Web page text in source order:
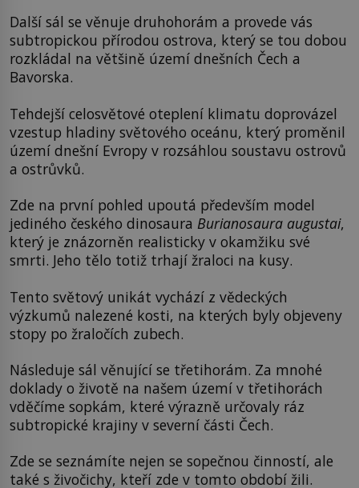
Další sál se věnuje druhohorám a provede vás
subtropickou přírodou ostrova, který se tou dobou
rozkládal na většině území dnešních Čech a
Bavorska.
Tehdejší celosvětové oteplení klimatu doprovázel
vzestup hladiny světového oceánu, který proměnil
území dnešní Evropy v rozsáhlou soustavu ostrovů
a ostrůvků.
Zde na první pohled upoutá především model
jediného českého dinosaura Burianosaura augustai,
který je znázorněn realisticky v okamžiku své
smrti. Jeho tělo totiž trhají žraloci na kusy.
Tento světový unikát vychází z vědeckých
výzkumů nalezené kosti, na kterých byly objeveny
stopy po žraločích zubech.
Následuje sál věnující se třetihorám. Za mnohé
doklady o životě na našem území v třetihorách
vděčíme sopkám, které výrazně určovaly ráz
subtropické krajiny v severní části Čech.
Zde se seznámíte nejen se sopečnou činností, ale
také s živočichy, kteří zde v tomto období žili.